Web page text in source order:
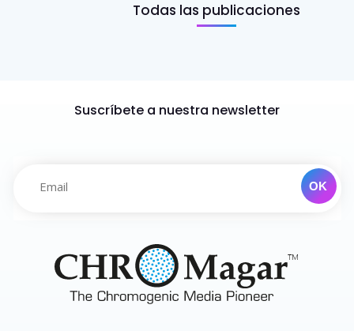
Todas las publicaciones
Suscríbete a nuestra newsletter